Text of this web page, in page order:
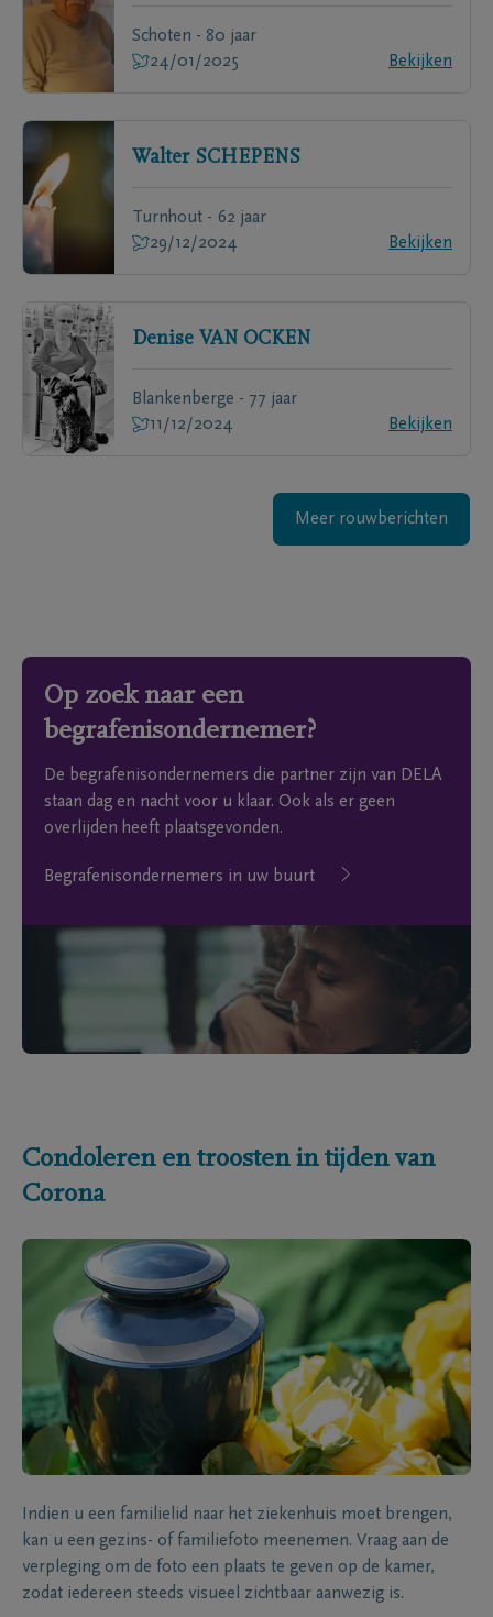
Schoten - 80 jaar
24/01/2025
Bekijken
Walter SCHEPENS
Turnhout - 62 jaar
29/12/2024
Bekijken
Denise VAN OCKEN
Blankenberge - 77 jaar
11/12/2024
Bekijken
Meer rouwberichten
Op zoek naar een
begrafenisondernemer?
De begrafenisondernemers die partner zijn van DELA
staan dag en nacht voor u klaar. Ook als er geen
overlijden heeft plaatsgevonden.
Begrafenisondernemers in uw buurt
Condoleren en troosten in tijden van
Corona
Indien u een familielid naar het ziekenhuis moet brengen,
kan u een gezins- of familiefoto meenemen. Vraag aan de
verpleging om de foto een plaats te geven op de kamer,
zodat iedereen steeds visueel zichtbaar aanwezig is.